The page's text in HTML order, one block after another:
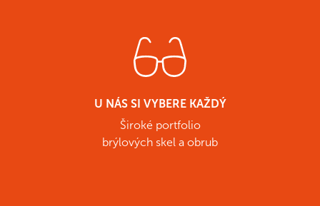
U NÁS SI VYBERE KAŽDÝ
Široké portfolio
brýlových skel a obrub